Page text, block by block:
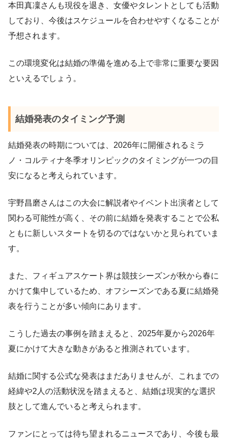
本田真凜さんも現役を退き、女優やタレントとしても活動
しており、今後はスケジュールを合わせやすくなることが
予想されます。
この環境変化は結婚の準備を進める上で非常に重要な要因
といえるでしょう。
結婚発表のタイミング予測
結婚発表の時期については、2026年に開催されるミラ
ノ・コルティナ冬季オリンピックのタイミングが一つの目
安になると考えられています。
宇野昌磨さんはこの大会に解説者やイベント出演者として
関わる可能性が高く、その前に結婚を発表することで公私
ともに新しいスタートを切るのではないかと見られていま
す。
また、フィギュアスケート界は競技シーズンが秋から春に
かけて集中しているため、オフシーズンである夏に結婚発
表を行うことが多い傾向にあります。
こうした過去の事例を踏まえると、2025年夏から2026年
夏にかけて大きな動きがあると推測されています。
結婚に関する公式な発表はまだありませんが、これまでの
経緯や2人の活動状況を踏まえると、結婚は現実的な選択
肢として進んでいると考えられます。
ファンにとっては待ち望まれるニュースであり、今後も最